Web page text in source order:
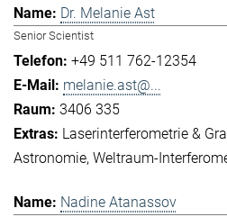
Dr. Melanie Ast
Senior Scientist
+49 511 762-12354
melanie.ast@...
3406 335
Laserinterferometrie &
Astronomie Weltraum-
Nadine Atanassov